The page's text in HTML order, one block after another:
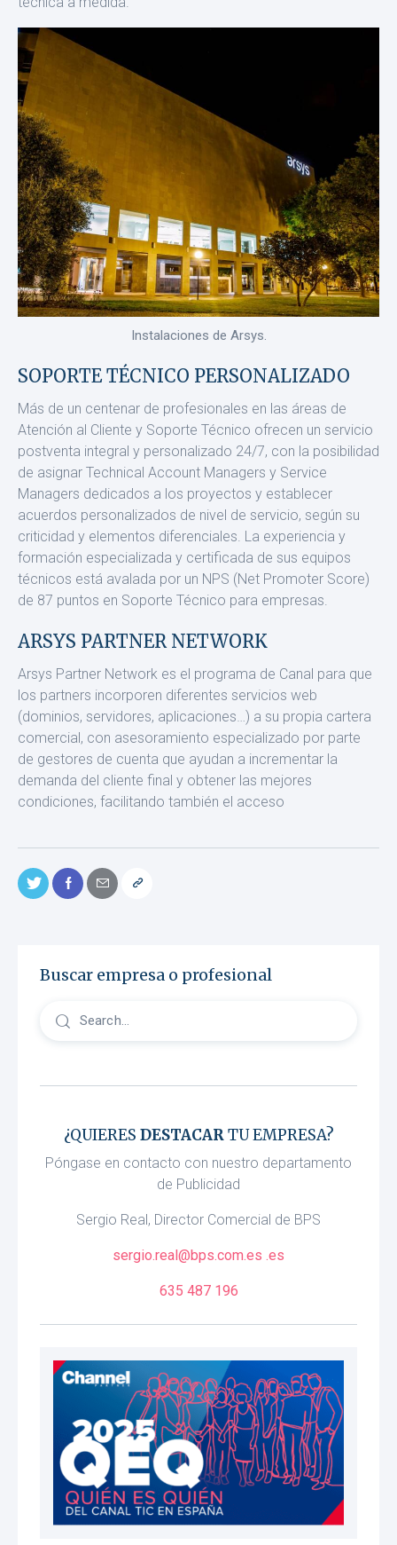
Instalaciones de Arsys.
SOPORTE TÉCNICO PERSONALIZADO
Más de un centenar de profesionales en las áreas de
Atención al Cliente y Soporte Técnico ofrecen un servicio
postventa integral y personalizado 24/7, con la posibilidad
de asignar Technical Ac­count Managers y Service
Managers dedicados a los proyectos y establecer
acuerdos personalizados de nivel de servicio, según su
criticidad y elementos diferenciales. La experiencia y
forma­ción especializada y certificada de sus equipos
técnicos está avalada por un NPS (Net Promoter Score)
de 87 puntos en Sopor­te Técnico para empresas.
ARSYS PARTNER NETWORK
Arsys Partner Network es el programa de Canal para que
los partners incorporen diferentes servicios web
(dominios, servi­dores, aplicaciones…) a su propia cartera
comercial, con ase­soramiento especializado por parte
de gestores de cuenta que ayudan a incrementar la
demanda del cliente final y obtener las mejores
condiciones, facilitando también el acceso
Buscar empresa o profesional
¿QUIERES DESTACARTU EMPRESA?
Póngase en contacto con nuestro departamento
de Publicidad
Sergio Real, Director Comercial de BPS
sergio.real@bps.com.es .es
635 487 196